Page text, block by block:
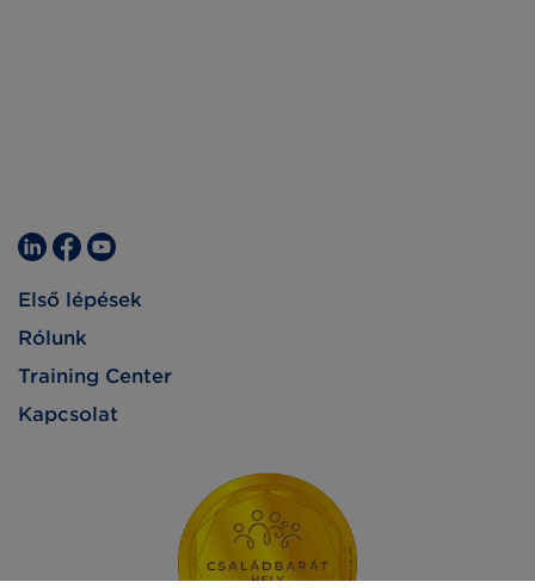
Első lépések
Rólunk
Training Center
Kapcsolat